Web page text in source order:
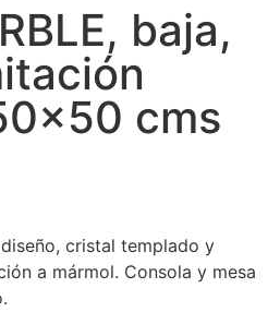
baja,
cms
cristal templado y
a mármol. Consola y mesa